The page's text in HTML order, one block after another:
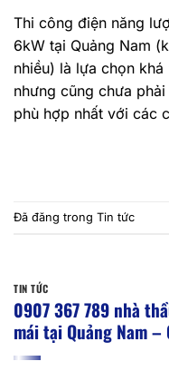
Thi công điện năng
6kW tại Quảng Nam
nhiều) là lựa chọn
nhưng cũng chưa
phù hợp nhất với các
Đã đăng trong Tin tức
TIN TỨC
0907 367 789 nhà
mái tại Quảng Nam